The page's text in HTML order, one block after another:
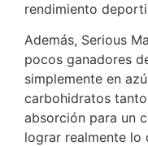
rendimiento
Además, Serious
pocos ganadores
simplemente en
carbohidratos
absorción para un
lograr realmente lo